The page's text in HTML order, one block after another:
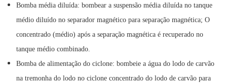
Bomba média diluída: bombear a suspensão média diluída no tanque
médio diluído no separador magnético para separação magnética; O
concentrado (médio) após a separação magnética é recuperado no
tanque médio combinado.
Bomba de alimentação do ciclone: bombeie a água do lodo de carvão
na tremonha do lodo no ciclone concentrado do lodo de carvão para